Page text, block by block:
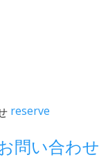
reserve
問い合わせ